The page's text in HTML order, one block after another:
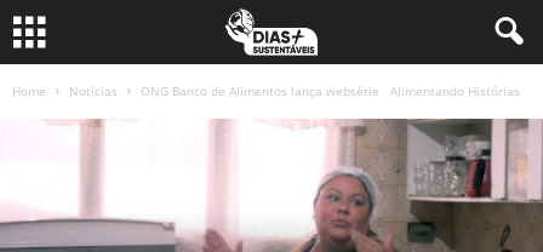
Home Notícias ONG Banco de Alimentos lança websérie Alimentando Histórias